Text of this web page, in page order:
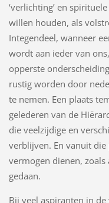
‘verlichting’ en
willen houden, als
Integendeel, wanneer
wordt aan ieder van
opperste
rustig worden door
te nemen. Een plaats
gelederen van de
die veelzijdige en
verblijven. En vanuit
vermogen dienen,
gedaan.
Bij veel aspiranten in